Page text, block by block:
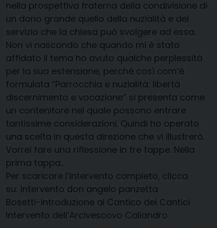
nella prospettiva fraterna della condivisione di
un dono grande quello della nuzialità e del
servizio che la chiesa può svolgere ad essa.
Non vi nascondo che quando mi è stato
affidato il tema ho avuto qualche perplessità
per la sua estensione, perché così com’é
formulata “Parrocchia e nuzialità: libertà
discernimento e vocazione” si presenta come
un contenitore nel quale possono entrare
tantissime considerazioni. Quindi ho operato
una scelta in questa direzione che vi illustrerò.
Vorrei fare una riflessione in tre tappe. Nella
prima tappa…
Per scaricare l’intervento completo, clicca
su: intervento don angelo panzetta
Bosetti-Introduzione al Cantico dei Cantici
Intervento dell’Arcivescovo Caliandro